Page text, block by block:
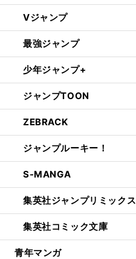
Vジャンプ
最強ジャンプ
少年ジャンプ+
ジャンプTOON
ZEBRACK
ジャンプルーキー！
S-MANGA
集英社ジャンプリミックス
集英社コミック文庫
青年マンガ